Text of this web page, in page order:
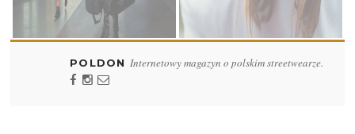
POLDON Internetowy magazyn o polskim streetwearze.